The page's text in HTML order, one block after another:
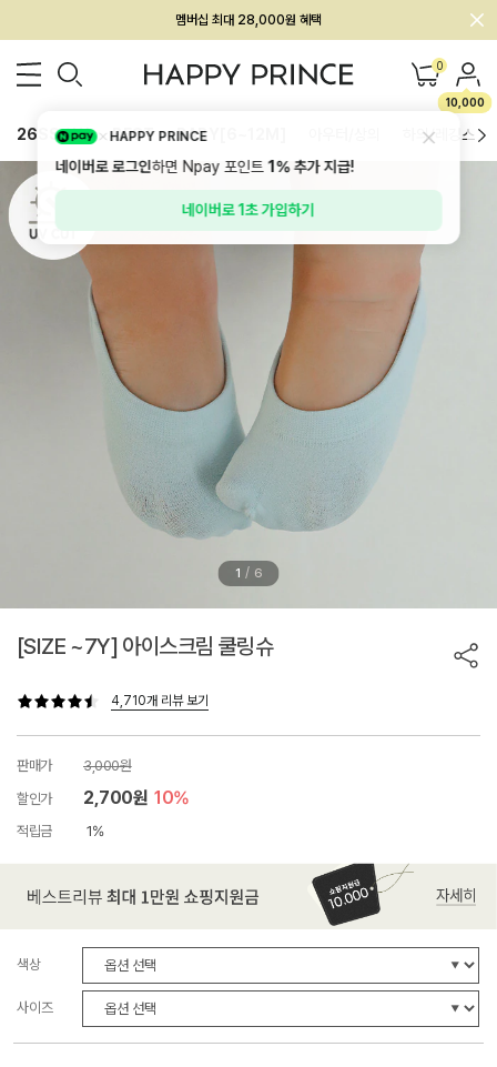
회원전용 아울렛, 가입하면 ~60% 할인!
멤버십 최대 28,000원 혜택 0
10,000
26SS 신상 BEST BABY[6~12M] 하의/레깅스
1 / 6
[SIZE ~7Y] 아이스크림 쿨링슈
4,710개 리뷰 보기
판매가
3,000원
할인가
2,700원 10%
적립금 1%
색상
사이즈
HAPPY PRINCE
네이버로 로그인하면 Npay 포인트1%추가 지급!
네이버로 1초 가입하기